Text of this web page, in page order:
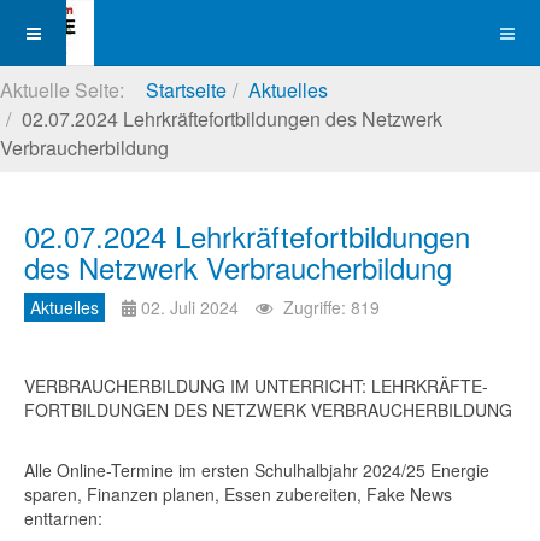
Aktuelle Seite: Startseite
Aktuelles
02.07.2024 Lehrkräftefortbildungen des Netzwerk
Verbraucherbildung
02.07.2024 Lehrkräftefortbildungen
des Netzwerk Verbraucherbildung
Aktuelles 02. Juli 2024 Zugriffe: 819
VERBRAUCHERBILDUNG IM UNTERRICHT: LEHRKRÄFTE-
FORTBILDUNGEN DES NETZWERK VERBRAUCHERBILDUNG
Alle Online-Termine im ersten Schulhalbjahr 2024/25 Energie
sparen, Finanzen planen, Essen zubereiten, Fake News
enttarnen: